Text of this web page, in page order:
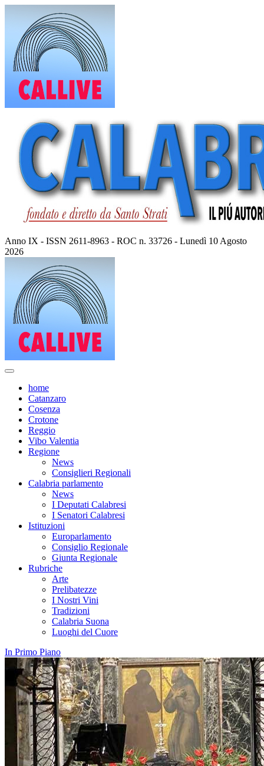
contenuto
Anno IX - ISSN 2611-8963 - ROC n. 33726 - Lunedì 10 Agosto
2026
home
Catanzaro
Cosenza
Crotone
Reggio
Vibo Valentia
Regione
News
Consiglieri Regionali
Calabria parlamento
News
I Deputati Calabresi
I Senatori Calabresi
Istituzioni
Europarlamento
Consiglio Regionale
Giunta Regionale
Rubriche
Arte
Prelibatezze
I Nostri Vini
Tradizioni
Calabria Suona
Luoghi del Cuore
In Primo Piano